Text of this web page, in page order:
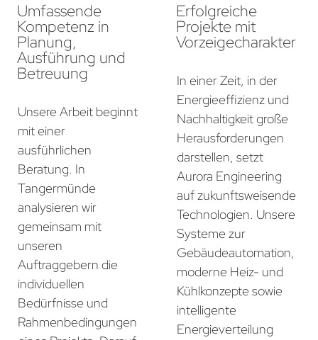
Umfassende
Kompetenz in
Planung,
Ausführung und
Betreuung
Unsere Arbeit beginnt
mit einer
ausführlichen
Beratung. In
Tangermünde
analysieren wir
gemeinsam mit
unseren
Auftraggebern die
individuellen
Bedürfnisse und
Rahmenbedingungen
Erfolgreiche
Projekte mit
Vorzeigecharakter
In einer Zeit, in der
Energieeffizienz und
Nachhaltigkeit große
Herausforderungen
darstellen, setzt
Aurora Engineering
auf zukunftsweisende
Technologien. Unsere
Systeme zur
Gebäudeautomation,
moderne Heiz- und
Kühlkonzepte sowie
intelligente
Energieverteilung